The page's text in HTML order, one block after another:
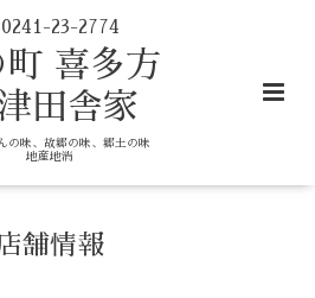
23-2774
町 喜多方
田舎家
の味、故郷の味、郷土の味
地産地消
舗情報